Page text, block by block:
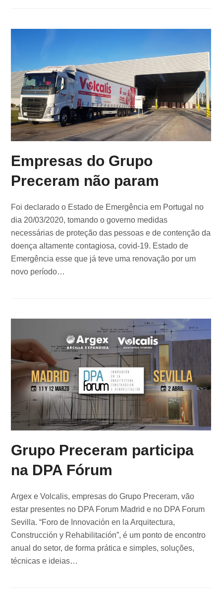
Empresas do Grupo
Preceram não param
Foi declarado o Estado de Emergência em Portugal no
dia 20/03/2020, tomando o governo medidas
necessárias de proteção das pessoas e de contenção da
doença altamente contagiosa, covid-19. Estado de
Emergência esse que já teve uma renovação por um
novo período…
Grupo Preceram participa
na DPA Fórum
Argex e Volcalis, empresas do Grupo Preceram, vão
estar presentes no DPA Forum Madrid e no DPA Forum
Sevilla. “Foro de Innovación en la Arquitectura,
Construcción y Rehabilitación”, é um ponto de encontro
anual do setor, de forma prática e simples, soluções,
técnicas e ideias…